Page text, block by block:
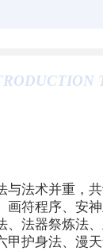
与法术并重，
画符程序、安
、法器祭炼法
甲护身法、漫